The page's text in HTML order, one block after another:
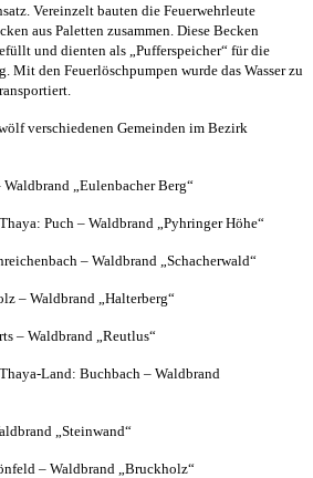
Vereinzelt bauten die Feuerwehrleute
aus Paletten zusammen. Diese Becken
und dienten als „Pufferspeicher“ für die
Mit den Feuerlöschpumpen wurde das Wasser zu
verschiedenen Gemeinden im Bezirk
„Eulenbacher Berg“
Puch – Waldbrand „Pyhringer Höhe“
– Waldbrand „Schacherwald“
– Waldbrand „Halterberg“
– Waldbrand „Reutlus“
Land: Buchbach – Waldbrand
„Steinwand“
– Waldbrand „Bruckholz“